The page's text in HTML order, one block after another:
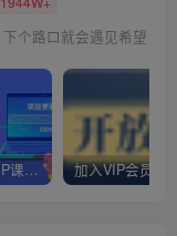
个路口就会遇见希望
官方正品 全网VIP课程 无损下载~